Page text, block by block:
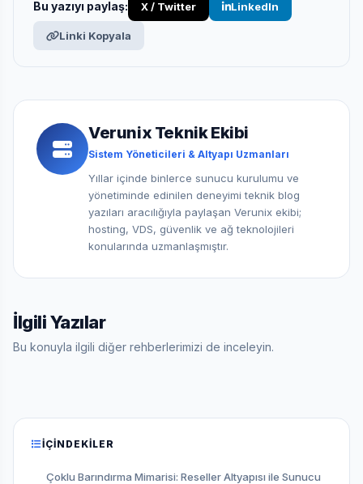
Bu yazıyı paylaş: X / Twitter LinkedIn
Linki Kopyala
Verunix Teknik Ekibi
Sistem Yöneticileri & Altyapı Uzmanları
Yıllar içinde binlerce sunucu kurulumu ve
yönetiminde edinilen deneyimi teknik blog
yazıları aracılığıyla paylaşan Verunix ekibi;
hosting, VDS, güvenlik ve ağ teknolojileri
konularında uzmanlaşmıştır.
İlgili Yazılar
Bu konuyla ilgili diğer rehberlerimizi de inceleyin.
İÇINDEKILER
Çoklu Barındırma Mimarisi: Reseller Altyapısı ile Sunucu